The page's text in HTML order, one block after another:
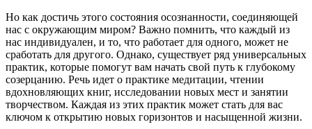
Но как достичь этого состояния осознанности, соединяющей
нас с окружающим миром? Важно помнить, что каждый из
нас индивидуален, и то, что работает для одного, может не
сработать для другого. Однако, существует ряд универсальных
практик, которые помогут вам начать свой путь к глубокому
созерцанию. Речь идет о практике медитации, чтении
вдохновляющих книг, исследовании новых мест и занятии
творчеством. Каждая из этих практик может стать для вас
ключом к открытию новых горизонтов и насыщенной жизни.